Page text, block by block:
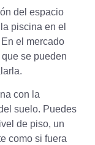
del espacio
piscina en el
el mercado
que se pueden
con la
suelo. Puedes
de piso, un
como si fuera